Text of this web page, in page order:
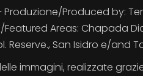
Produced by:
Areas: Chapada
Reserve., San Isidro e/and
immagini, realizzate